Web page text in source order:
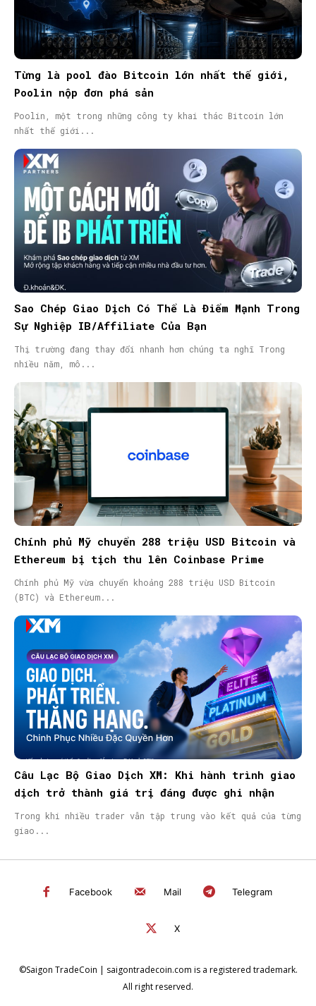
Từng là pool đào Bitcoin lớn nhất thế giới,
Poolin nộp đơn phá sản
Poolin, một trong những công ty khai thác Bitcoin lớn
nhất thế giới...
Sao Chép Giao Dịch Có Thể Là Điểm Mạnh Trong
Sự Nghiệp IB/Affiliate Của Bạn
Thị trường đang thay đổi nhanh hơn chúng ta nghĩ Trong
nhiều năm, mô...
Chính phủ Mỹ chuyển 288 triệu USD Bitcoin và
Ethereum bị tịch thu lên Coinbase Prime
Chính phủ Mỹ vừa chuyển khoảng 288 triệu USD Bitcoin
(BTC) và Ethereum...
Câu Lạc Bộ Giao Dịch XM: Khi hành trình giao
dịch trở thành giá trị đáng được ghi nhận
Trong khi nhiều trader vẫn tập trung vào kết quả của từng
giao...
Facebook Mail Telegram
X
©Saigon TradeCoin | saigontradecoin.com is a registered trademark.
All right reserved.